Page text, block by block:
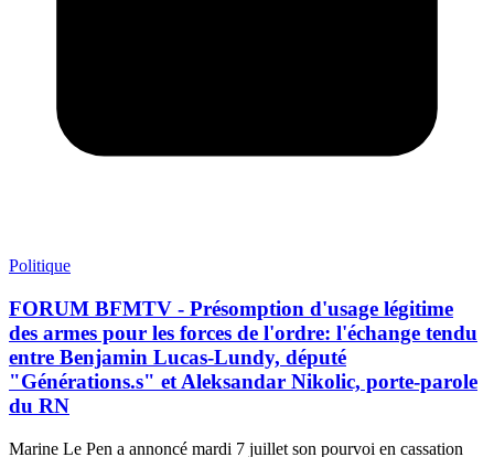
Politique
FORUM BFMTV - Présomption d'usage légitime
des armes pour les forces de l'ordre: l'échange tendu
entre Benjamin Lucas-Lundy, député
"Générations.s" et Aleksandar Nikolic, porte-parole
du RN
Marine Le Pen a annoncé mardi 7 juillet son pourvoi en cassation